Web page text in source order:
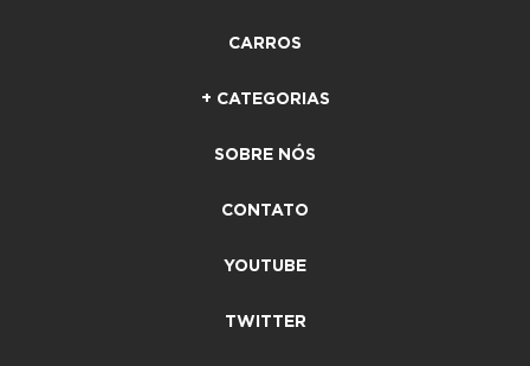
CARROS
+ CATEGORIAS
SOBRE NÓS
CONTATO
YOUTUBE
TWITTER